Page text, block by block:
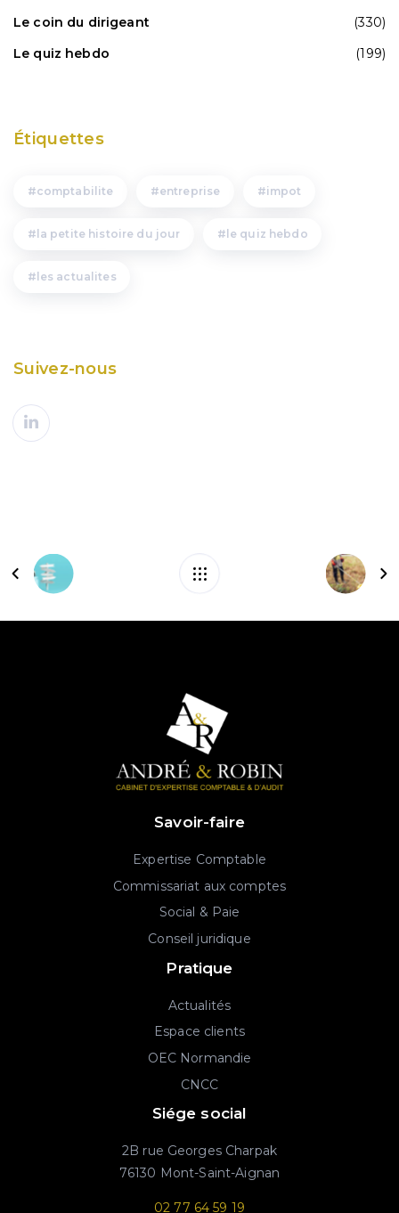
Le coin du dirigeant
(330)
Le quiz hebdo
(199)
Étiquettes
comptabilite entreprise impot
la petite histoire du jour le quiz hebdo
les actualites
Suivez-nous
Savoir-faire
Expertise Comptable
Commissariat aux comptes
Social & Paie
Conseil juridique
Pratique
Actualités
Espace clients
OEC Normandie
CNCC
Siége social
2B rue Georges Charpak
76130 Mont-Saint-Aignan
02 77 64 59 19